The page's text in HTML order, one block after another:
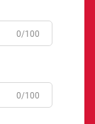
0/100
0/100